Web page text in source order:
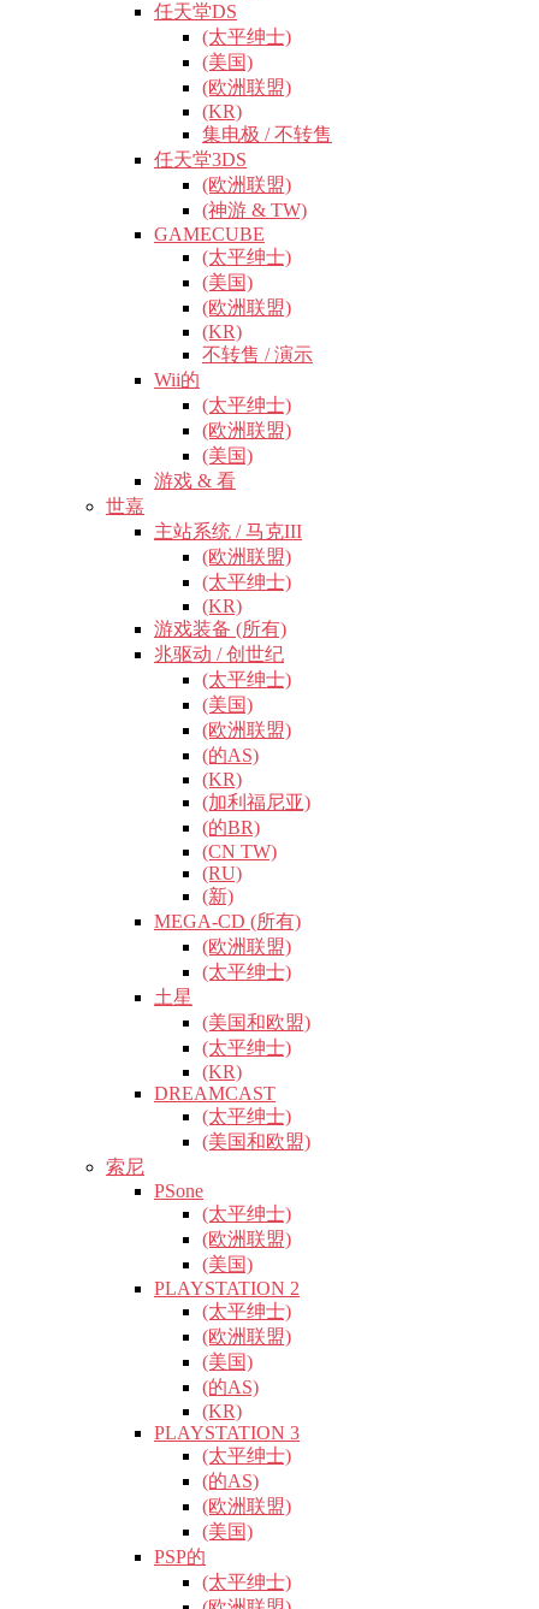
任天堂DS
(太平绅士)
(美国)
(欧洲联盟)
(KR)
集电极 / 不转售
任天堂3DS
(欧洲联盟)
(神游 & TW)
GAMECUBE
(太平绅士)
(美国)
(欧洲联盟)
(KR)
不转售 / 演示
Wii的
(太平绅士)
(欧洲联盟)
(美国)
游戏 & 看
世嘉
主站系统 / 马克III
(欧洲联盟)
(太平绅士)
(KR)
游戏装备 (所有)
兆驱动 / 创世纪
(太平绅士)
(美国)
(欧洲联盟)
(的AS)
(KR)
(加利福尼亚)
(的BR)
(CN TW)
(RU)
(新)
MEGA-CD (所有)
(欧洲联盟)
(太平绅士)
土星
(美国和欧盟)
(太平绅士)
(KR)
DREAMCAST
(太平绅士)
(美国和欧盟)
索尼
PSone
(太平绅士)
(欧洲联盟)
(美国)
PLAYSTATION 2
(太平绅士)
(欧洲联盟)
(美国)
(的AS)
(KR)
PLAYSTATION 3
(太平绅士)
(的AS)
(欧洲联盟)
(美国)
PSP的
(太平绅士)